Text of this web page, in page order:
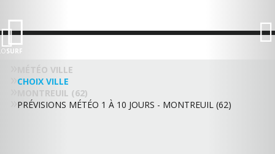
SURF
MÉTÉO VILLE
CHOIX VILLE
MONTREUIL (62)
PRÉVISIONS MÉTÉO 1 À 10 JOURS - MONTREUIL (62)